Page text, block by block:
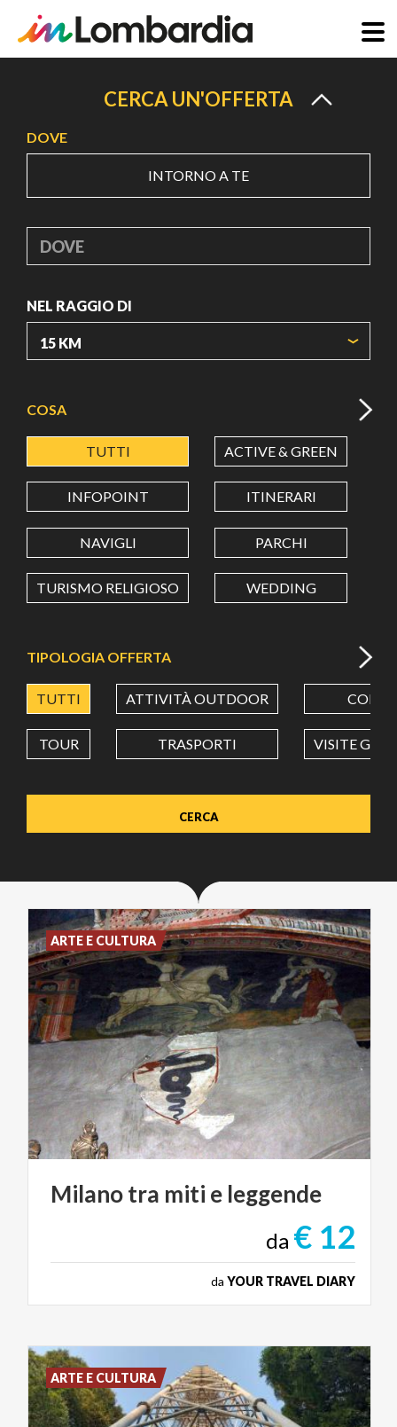
principale
CERCA UN'OFFERTA
DOVE
INTORNO A TE
DOVE
NEL RAGGIO DI
LATITUDINE
LONGITUDINE
Value in decimal degrees. Use dot (.) as decimal separator.
COSA
TUTTI ACTIVE & GREEN
INFOPOINT ITINERARI
NAVIGLI PARCHI
TURISMO RELIGIOSO WEDDING
TIPOLOGIA OFFERTA
TUTTI ATTIVITÀ OUTDOOR CORSI
TOUR TRASPORTI VISITE
Milanotra miti e leggende
da € 12
da YOUR TRAVEL DIARY
ARTE E CULTURA
ARTE E CULTURA